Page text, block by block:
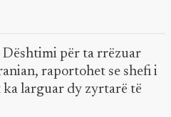
Dështimi për ta rrëzuar
raportohet se shefi i
larguar dy zyrtarë të